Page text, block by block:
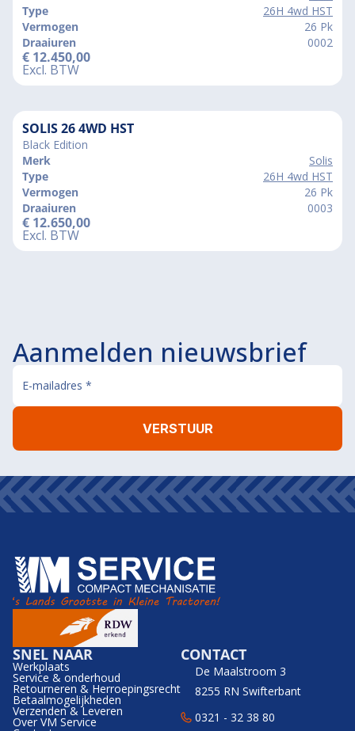
Type
26H 4wd HST
Vermogen
26 Pk
Draaiuren
0002
€ 12.450,00
Excl. BTW
SOLIS 26 4WD HST
Black Edition
Merk
Solis
Type
26H 4wd HST
Vermogen
26 Pk
Draaiuren
0003
€ 12.650,00
Excl. BTW
Aanmelden nieuwsbrief
SNEL NAAR
Werkplaats
Service & onderhoud
Retourneren & Herroepingsrecht
Betaalmogelijkheden
Verzenden & Leveren
Over VM Service
CONTACT
De Maalstroom 3
8255 RN Swifterbant
0321 - 32 38 80